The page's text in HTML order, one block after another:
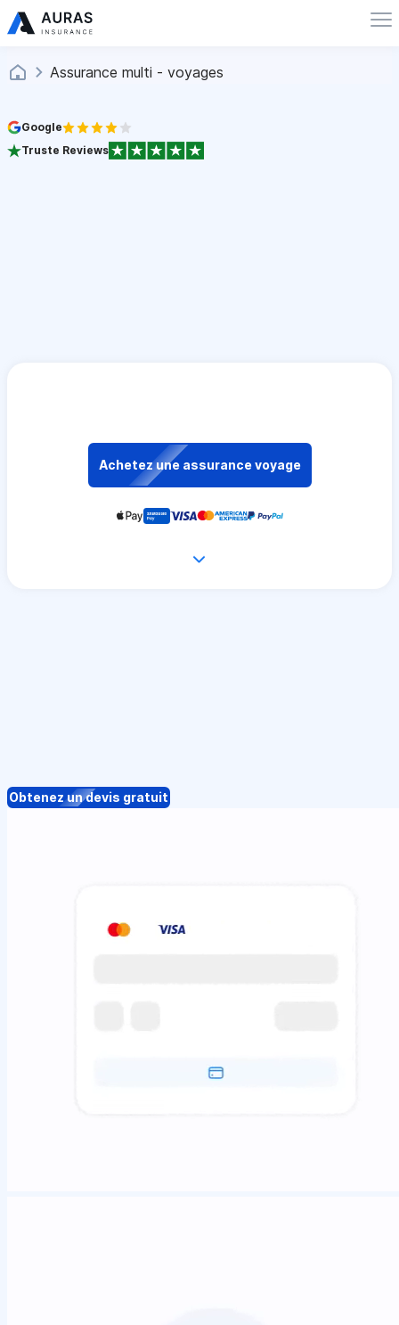
Assurance multi - voyages
Google
Truste Reviews
Achetez une assurance voyage
Obtenez un devis gratuit